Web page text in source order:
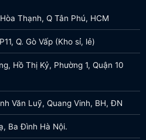
Thạnh, Q Tân Phú, HCM
Q. Gò Vấp (Kho sỉ, lẻ)
Hồ Thị Kỷ, Phường 1, Quận 10
Văn Luỹ, Quang Vinh, BH, ĐN
Ba Đình Hà Nội.